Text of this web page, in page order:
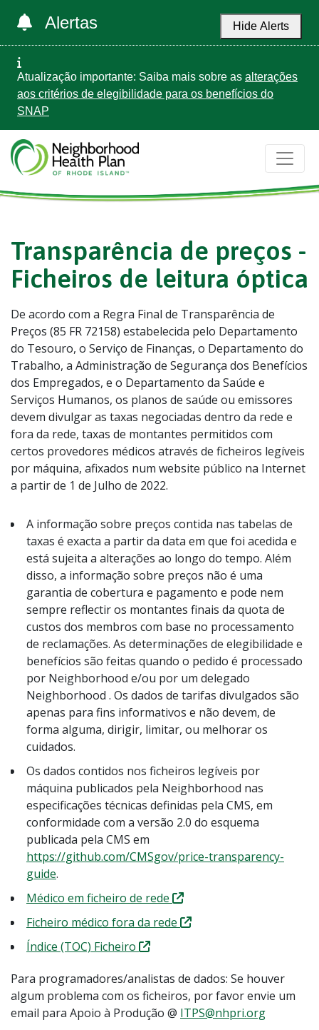
Alertas Hide Alerts
Atualização importante: Saiba mais sobre as alterações
aos critérios de elegibilidade para os benefícios do
SNAP
Transparência de preços -
Ficheiros de leitura óptica
De acordo com a Regra Final de Transparência de
Preços (85 FR 72158) estabelecida pelo Departamento
do Tesouro, o Serviço de Finanças, o Departamento do
Trabalho, a Administração de Segurança dos Benefícios
dos Empregados, e o Departamento da Saúde e
Serviços Humanos, os planos de saúde ou emissores
devem divulgar as taxas negociadas dentro da rede e
fora da rede, taxas de montantes permitidos com
certos provedores médicos através de ficheiros legíveis
por máquina, afixados num website público na Internet
a partir de 1 de Julho de 2022.
A informação sobre preços contida nas tabelas de
taxas é exacta a partir da data em que foi acedida e
está sujeita a alterações ao longo do tempo. Além
disso, a informação sobre preços não é uma
garantia de cobertura e pagamento e pode nem
sempre reflectir os montantes finais da quota de
custos dos membros com base no processamento
de reclamações. As determinações de elegibilidade e
benefícios são feitas quando o pedido é processado
por Neighborhood e/ou por um delegado
Neighborhood . Os dados de tarifas divulgados são
apenas para fins informativos e não devem, de
forma alguma, dirigir, limitar, ou melhorar os
cuidados.
Os dados contidos nos ficheiros legíveis por
máquina publicados pela Neighborhood nas
especificações técnicas definidas pela CMS, em
conformidade com a versão 2.0 do esquema
publicada pela CMS em
https://github.com/CMSgov/price-transparency-
guide.
Médico em ficheiro de rede
Ficheiro médico fora da rede
Índice (TOC) Ficheiro
Para programadores/analistas de dados: Se houver
algum problema com os ficheiros, por favor envie um
email para Apoio à Produção @ ITPS@nhpri.org